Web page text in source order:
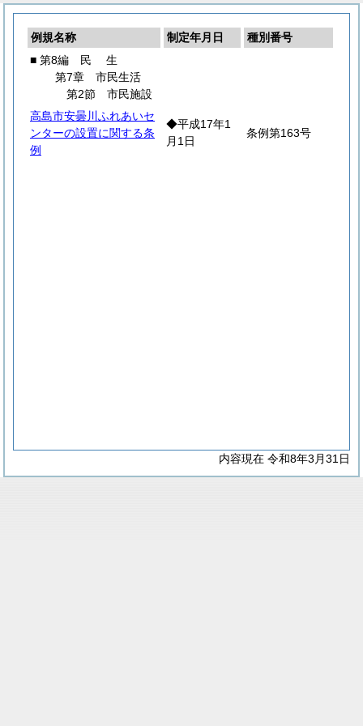
例規名称 制定年月日
種別番号
■ 第8編
民 生
第7章 市民生活
第2節 市民施設
高島市安曇川ふれあいセ
ンターの設置に関する条
例
◆平成17年1
月1日
条例第163号
内容現在 令和8年3月31日